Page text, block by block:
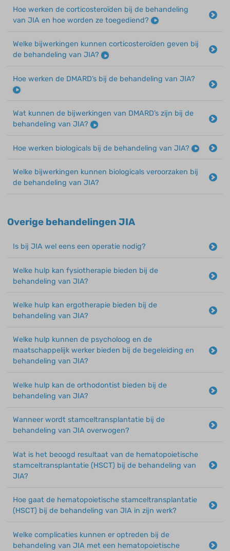
Hoe werken de corticosteroïden bij de behandeling
van JIA en hoe worden ze toegediend?
Welke bijwerkingen kunnen corticosteroïden geven bij
de behandeling van JIA?
Hoe werken de DMARD’s bij de behandeling van JIA?
Wat kunnen de bijwerkingen van DMARD’s zijn bij de
behandeling van JIA?
Hoe werken biologicals bij de behandeling van JIA?
Welke bijwerkingen kunnen biologicals veroorzaken bij
de behandeling van JIA?
Overige behandelingen JIA
Is bij JIA wel eens een operatie nodig?
Welke hulp kan fysiotherapie bieden bij de
behandeling van JIA?
Welke hulp kan ergotherapie bieden bij de
behandeling van JIA?
Welke hulp kunnen de psycholoog en de
maatschappelijk werker bieden bij de begeleiding en
behandeling van JIA?
Welke hulp kan de orthodontist bieden bij de
behandeling van JIA?
Wanneer wordt stamceltransplantatie bij de
behandeling van JIA overwogen?
Wat is het beoogd resultaat van de hematopoietische
stamceltransplantatie (HSCT) bij de behandeling van
JIA?
Hoe gaat de hematopoietische stamceltransplantatie
(HSCT) bij de behandeling van JIA in zijn werk?
Welke complicaties kunnen er optreden bij de
behandeling van JIA met een hematopoietische